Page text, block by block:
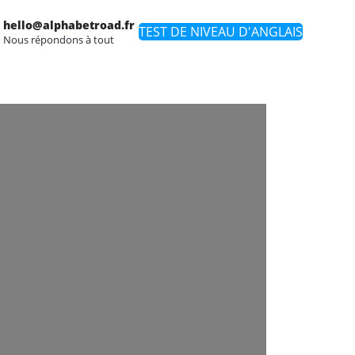
hello@alphabetroad.fr
Nous répondons à tout TEST DE NIVEAU D'ANGLAIS